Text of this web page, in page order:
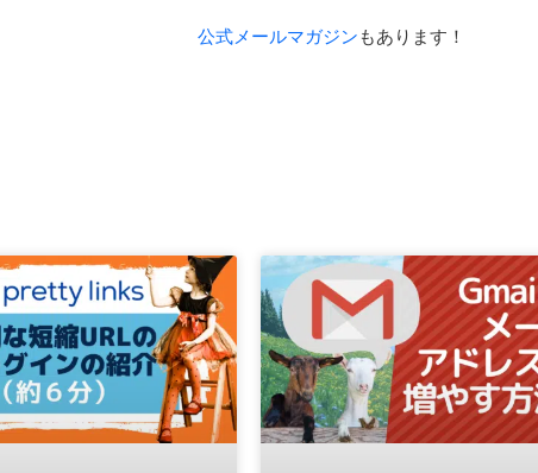
公式メールマガジン もあります！